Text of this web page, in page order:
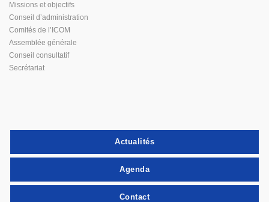
Missions et objectifs
Conseil d’administration
Comités de l’ICOM
Assemblée générale
Conseil consultatif
Secrétariat
Actualités
Agenda
Contact